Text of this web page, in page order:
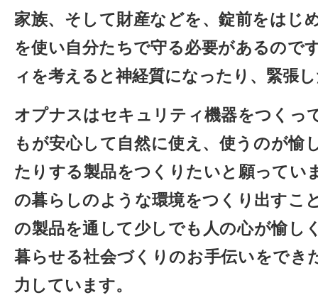
家族、そして財産などを、錠前をはじ
を使い自分たちで守る必要があるので
ィを考えると神経質になったり、緊張
オプナスはセキュリティ機器をつくっ
もが安心して自然に使え、使うのが愉
たりする製品をつくりたいと願ってい
の暮らしのような環境をつくり出すこ
の製品を通して少しでも人の心が愉し
暮らせる社会づくりのお手伝いをでき
力しています。